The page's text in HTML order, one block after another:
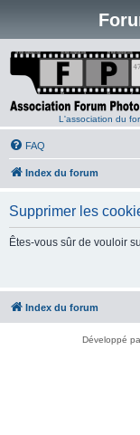
L'association du
FAQ
Index du forum
Supprimer les
Êtes-vous sûr de vouloir
Index du forum
Développé